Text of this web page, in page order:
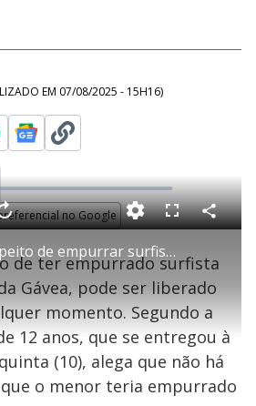
EM 07/08/2025 - 15H16)
no Google
P
l
a
Menor suspeito de empurrar surfista da pedra da Gávea pode ser liberado
A
n
ç
a
1
s
e
o
s
F
l
s
c
e
n
C
o
a
r
i
l
a
de ter empurrado surfista
Gávea, pode ser liberado
momento. Segundo a
12 anos, que se entregou à
(10), alega que não há
o menor teria empurrado